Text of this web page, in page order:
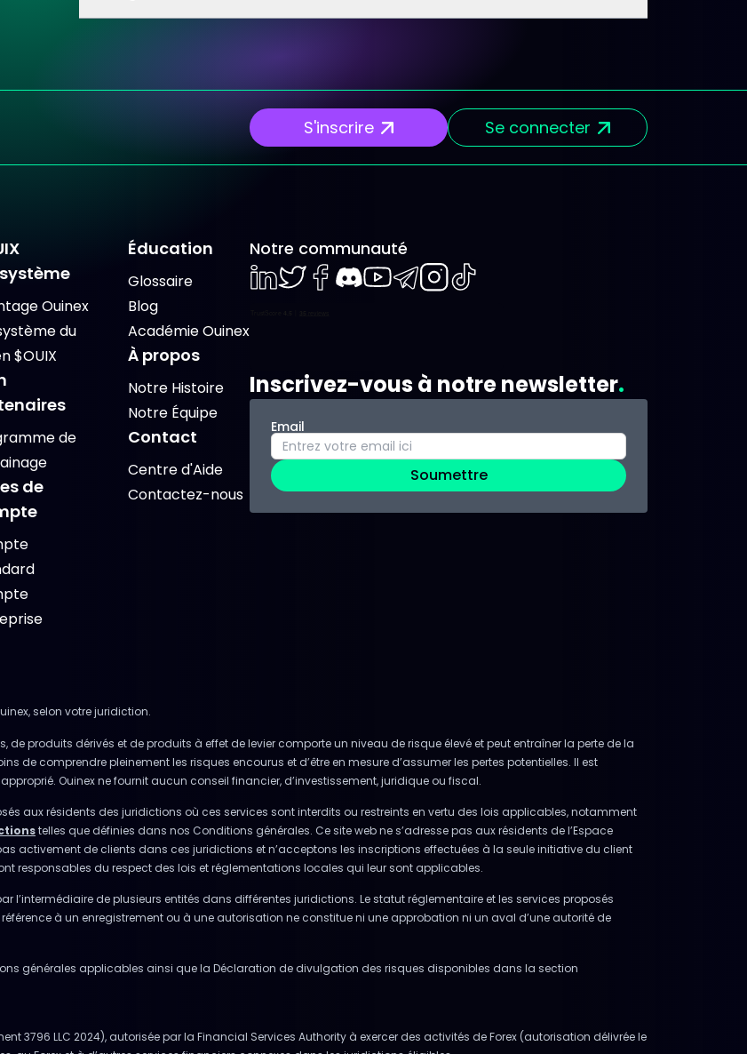
S'inscrire Se connecter
Ouinex
du
$OUIX
de
de
Éducation
Glossaire
Blog
Académie Ouinex
À propos
Notre Histoire
Notre Équipe
Contact
Centre d'Aide
Contactez-nous
Notre communauté
Inscrivez-vous à notre newsletter
Email
Soumettre
selon votre juridiction.
de produits dérivés et de produits à effet de levier comporte un niveau de risque élevé et peut entraîner la perte de la
de comprendre pleinement les risques encourus et d’être en mesure d’assumer les pertes potentielles. Il est
Ouinex ne fournit aucun conseil financier, d’investissement, juridique ou fiscal.
aux résidents des juridictions où ces services sont interdits ou restreints en vertu des lois applicables, notamment
telles que définies dans nos Conditions générales. Ce site web ne s’adresse pas aux résidents de l’Espace
activement de clients dans ces juridictions et n’acceptons les inscriptions effectuées à la seule initiative du client
responsables du respect des lois et réglementations locales qui leur sont applicables.
l’intermédiaire de plusieurs entités dans différentes juridictions. Le statut réglementaire et les services proposés
à un enregistrement ou à une autorisation ne constitue ni une approbation ni un aval d’une autorité de
générales applicables ainsi que la Déclaration de divulgation des risques disponibles dans la section
3796 LLC 2024), autorisée par la Financial Services Authority à exercer des activités de Forex (autorisation délivrée le